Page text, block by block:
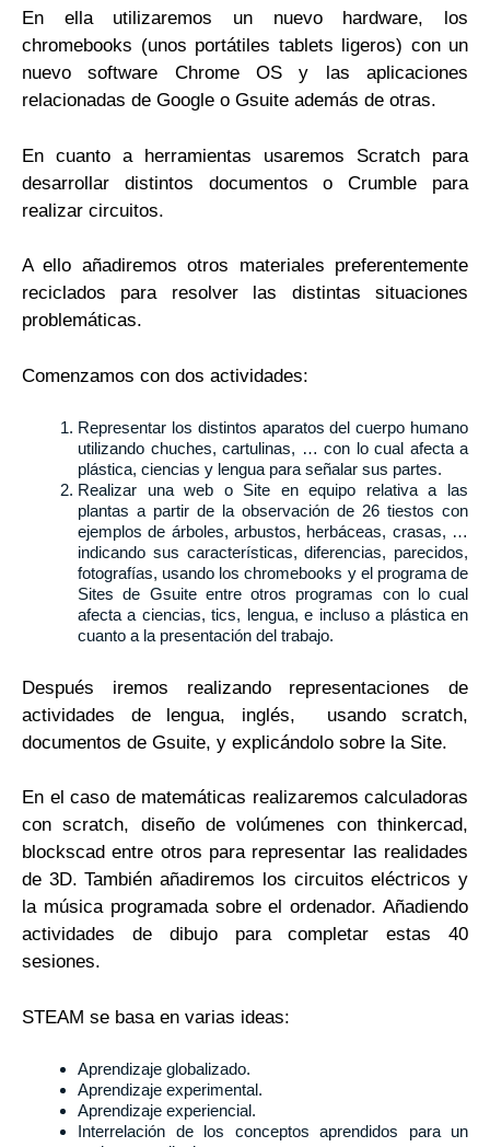
En ella utilizaremos un nuevo hardware, los
chromebooks (unos portátiles tablets ligeros) con un
nuevo software Chrome OS y las aplicaciones
relacionadas de Google o Gsuite además de otras.
En cuanto a herramientas usaremos Scratch para
desarrollar distintos documentos o Crumble para
realizar circuitos.
A ello añadiremos otros materiales preferentemente
reciclados para resolver las distintas situaciones
problemáticas.
Comenzamos con dos actividades:
Representar los distintos aparatos del cuerpo humano
utilizando chuches, cartulinas, … con lo cual afecta a
plástica, ciencias y lengua para señalar sus partes.
Realizar una web o Site en equipo relativa a las
plantas a partir de la observación de 26 tiestos con
ejemplos de árboles, arbustos, herbáceas, crasas, …
indicando sus características, diferencias, parecidos,
fotografías, usando los chromebooks y el programa de
Sites de Gsuite entre otros programas con lo cual
afecta a ciencias, tics, lengua, e incluso a plástica en
cuanto a la presentación del trabajo.
Después iremos realizando representaciones de
actividades de lengua, inglés, usando scratch,
documentos de Gsuite, y explicándolo sobre la Site.
En el caso de matemáticas realizaremos calculadoras
con scratch, diseño de volúmenes con thinkercad,
blockscad entre otros para representar las realidades
de 3D. También añadiremos los circuitos eléctricos y
la música programada sobre el ordenador. Añadiendo
actividades de dibujo para completar estas 40
sesiones.
STEAM se basa en varias ideas:
Aprendizaje globalizado.
Aprendizaje experimental.
Aprendizaje experiencial.
Interrelación de los conceptos aprendidos para un